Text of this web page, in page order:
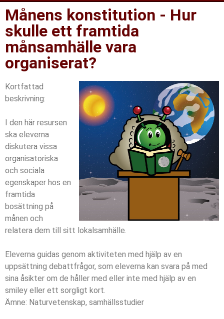
Månens konstitution - Hur
skulle ett framtida
månsamhälle vara
organiserat?
Kortfattad
beskrivning:
I den här resursen
ska eleverna
diskutera vissa
organisatoriska
och sociala
egenskaper hos en
framtida
bosättning på
månen och
relatera dem till sitt lokalsamhälle.
Eleverna guidas genom aktiviteten med hjälp av en
uppsättning debattfrågor, som eleverna kan svara på med
sina åsikter om de håller med eller inte med hjälp av en
smiley eller ett sorgligt kort.
Ämne: Naturvetenskap, samhällsstudier